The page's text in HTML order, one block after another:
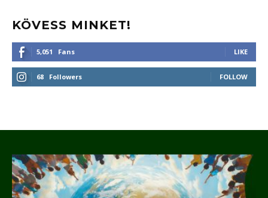
KÖVESS MINKET!
5,051 Fans LIKE
68 Followers FOLLOW